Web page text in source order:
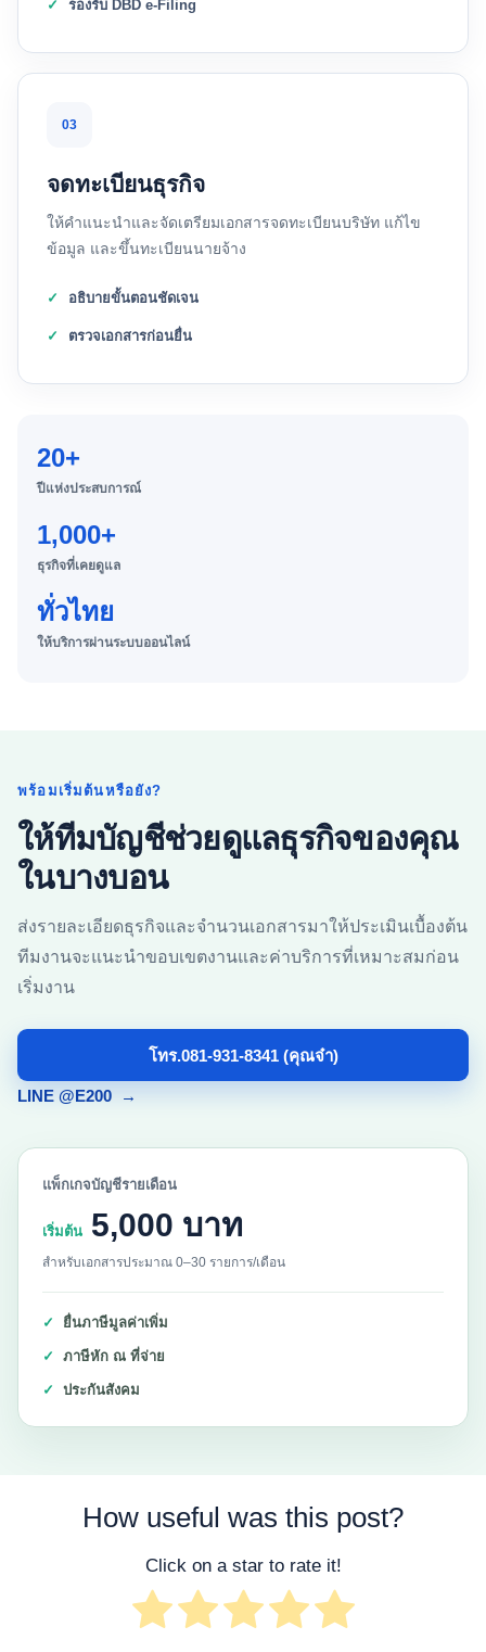
รองรับ DBD e-Filing
03
จดทะเบียนธุรกิจ
ให้คำแนะนำและจัดเตรียมเอกสารจดทะเบียนบริษัท แก้ไข
ข้อมูล และขึ้นทะเบียนนายจ้าง
อธิบายขั้นตอนชัดเจน
ตรวจเอกสารก่อนยื่น
20+
ปีแห่งประสบการณ์
1,000+
ธุรกิจที่เคยดูแล
ทั่วไทย
ให้บริการผ่านระบบออนไลน์
พร้อมเริ่มต้นหรือยัง?
ให้ทีมบัญชีช่วยดูแลธุรกิจของคุณ
ในบางบอน
ส่งรายละเอียดธุรกิจและจำนวนเอกสารมาให้ประเมินเบื้องต้น
ทีมงานจะแนะนำขอบเขตงานและค่าบริการที่เหมาะสมก่อน
เริ่มงาน
โทร.081-931-8341 (คุณจ๋า)
LINE @E200 →
แพ็กเกจบัญชีรายเดือน
เริ่มต้น 5,000 บาท
สำหรับเอกสารประมาณ 0–30 รายการ/เดือน
ยื่นภาษีมูลค่าเพิ่ม
ภาษีหัก ณ ที่จ่าย
ประกันสังคม
How useful was this post?
Click on a star to rate it!